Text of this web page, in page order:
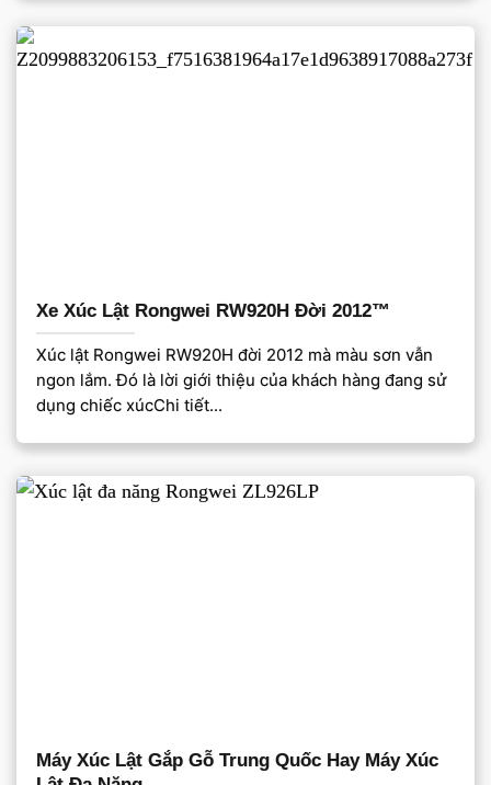
Xe Xúc Lật Rongwei RW920H Đời 2012™
Xúc lật Rongwei RW920H đời 2012 mà màu sơn vẫn
ngon lắm. Đó là lời giới thiệu của khách hàng đang sử
dụng chiếc xúcChi tiết...
Máy Xúc Lật Gắp Gỗ Trung Quốc Hay Máy Xúc